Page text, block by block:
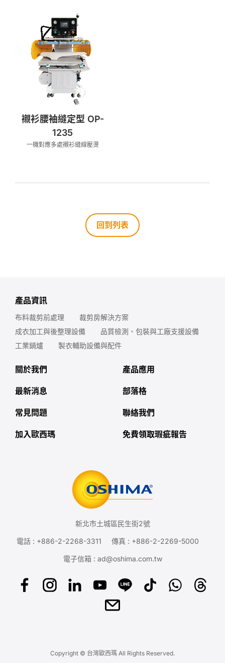
襯衫腰袖縫定型 OP-
1235
一機對應多處襯衫縫線壓燙
回到列表
產品資訊
布料裁剪前處理
裁剪房解決方案
成衣加工與後整理設備
品質檢測、包裝與工廠支援設備
工業鍋爐
製衣輔助設備與配件
關於我們 產品應用
最新消息 部落格
常見問題 聯絡我們
加入歐西瑪 免費領取瑕疵報告
新北市土城區民生街2號
電話 : +886-2-2268-3311 傳真 : +886-2-2269-5000
電子信箱 : ad@oshima.com.tw
Copyright © 台灣歐西瑪 All Rights Reserved.